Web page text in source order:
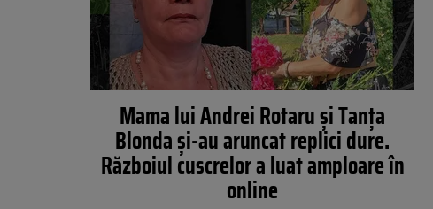
Mama lui Andrei Rotaru și Tanța
Blonda și-au aruncat replici dure.
Războiul cuscrelor a luat amploare în
online